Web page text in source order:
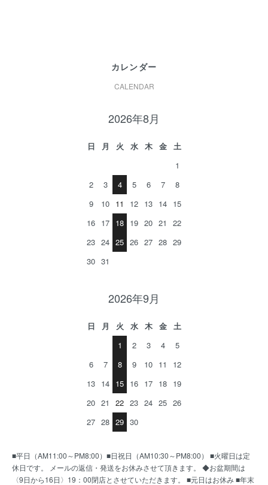
カレンダー
CALENDAR
2026年8月
日 月 火 水 木 金
土
1
2
3 4 5 6 7
8
9
10 11 12 13 14 15
16 17 18 19 20 21
22
23 24 25 26 27 28 29
30 31
2026年9月
日 月 火 水 木 金
土
1
2 3 4
5
6
7 8 9 10 11
12
13 14 15 16 17 18 19
20 21 22 23 24 25 26
27 28 29 30
■平日（AM11:00～PM8:00）■日祝日（AM10:30～PM8:00） ■火曜日は定
休日です。 メールの返信・発送をお休みさせて頂きます。 ◆お盆期間は
〈9日から16日〉19：00閉店とさせていただきます。 ■元日はお休み ■年末